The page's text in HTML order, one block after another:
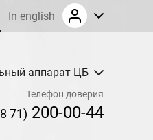
In english
аппарат ЦБ
Телефон доверия
71) 200-00-44